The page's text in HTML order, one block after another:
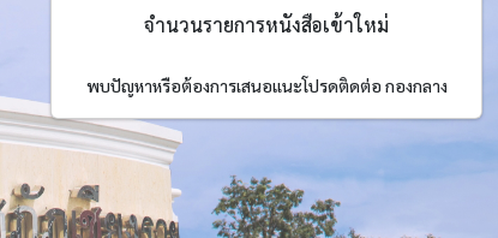
จำนวนรายการหนังสือเข้าใหม่
พบปัญหาหรือต้องการเสนอแนะโปรดติดต่อ กองกลาง